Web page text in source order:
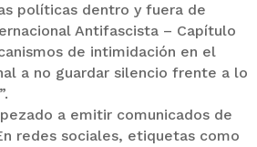
políticas dentro y fuera de
Antifascista – Capítulo
de intimidación en el
a no guardar silencio frente a lo
a emitir comunicados de
redes sociales, etiquetas como